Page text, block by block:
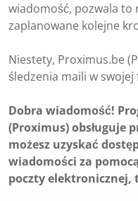
wiadomość, pozwala to
zaplanowane kolejne
Niestety, Proximus.be
śledzenia maili w
Dobra wiadomość!
(Proximus) obsługuje
możesz uzyskać
wiadomości za
poczty elektronicznej,